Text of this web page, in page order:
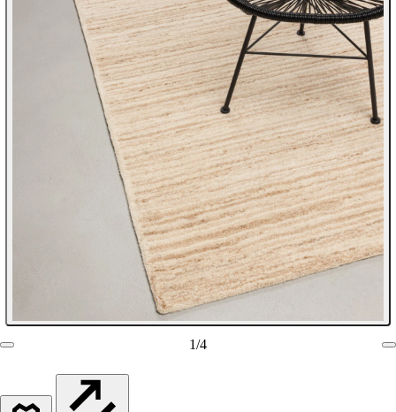
1/4